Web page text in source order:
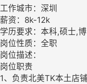
工作城市：深圳
薪资：8k-12k
学历要求：本科,硕士,
岗位性质：全职
岗位描述：
岗位职责
1、负责北美TK本土店